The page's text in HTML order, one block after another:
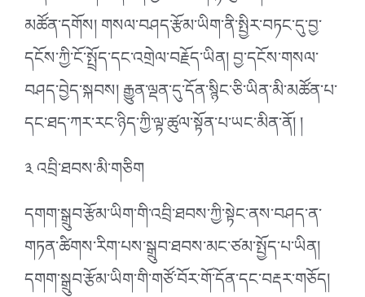
མཚོན་དགོས། གསལ་བཤད་རྩོམ་ཡིག་ནི་སྤྱིར་བཏང་དུ་བྱ་
དངོས་ཀྱི་ངོ་སྤྲོད་དང་འགྲེལ་བརྗོད་ཡིན། བྱ་དངོས་གསལ་
བཤད་བྱེད་སྐབས། རྒྱུན་ལྡན་དུ་དོན་སྙིང་ཅི་ཡིན་མི་མཚོན་པ་
དང་ཐད་ཀར་རང་ཉིད་ཀྱི་ལྟ་ཚུལ་སྟོན་པ་ཡང་མིན་ནོ། །
༣ འབྲི་ཐབས་མི་གཅིག
དགག་སྒྲུབ་རྩོམ་ཡིག་གི་འབྲི་ཐབས་ཀྱི་སྟེང་ནས་བཤད་ན་
གཏན་ཚིགས་རིག་པས་སྒྲུབ་ཐབས་མང་ཙམ་སྤྱོད་པ་ཡིན།
དགག་སྒྲུབ་རྩོམ་ཡིག་གི་གཙོ་བོར་གོ་དོན་དང་བརྡར་གཅོད།